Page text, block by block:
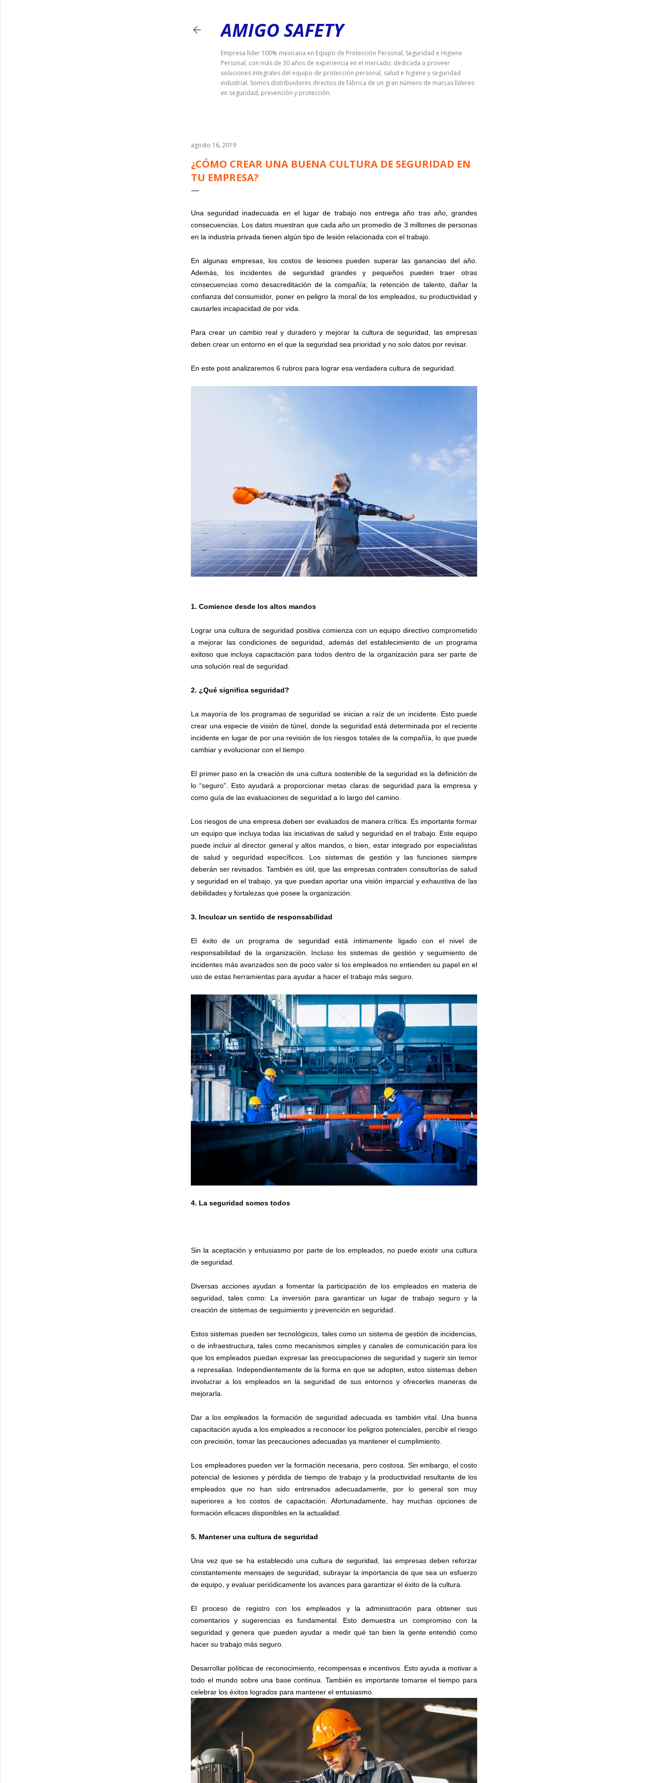
AMIGO SAFETY
Empresa líder 100% mexicana en Equipo de Protección Personal, Seguridad e Higiene
Personal; con más de 30 años de experiencia en el mercado; dedicada a proveer
soluciones integrales del equipo de protección personal, salud e higiene y seguridad
industrial. Somos distribuidores directos de fábrica de un gran número de marcas líderes
en seguridad, prevención y protección.
agosto 16, 2019
¿CÓMO CREAR UNA BUENA CULTURA DE SEGURIDAD EN
TU EMPRESA?
Una seguridad inadecuada en el lugar de trabajo nos entrega año tras año, grandes
consecuencias. Los datos muestran que cada año un promedio de 3 millones de personas
en la industria privada tienen algún tipo de lesión relacionada con el trabajo.
En algunas empresas, los costos de lesiones pueden superar las ganancias del año.
Además, los incidentes de seguridad grandes y pequeños pueden traer otras
consecuencias como desacreditación de la compañía; la retención de talento, dañar la
confianza del consumidor, poner en peligro la moral de los empleados, su productividad y
causarles incapacidad de por vida.
Para crear un cambio real y duradero y mejorar la cultura de seguridad, las empresas
deben crear un entorno en el que la seguridad sea prioridad y no solo datos por revisar.
En este post analizaremos 6 rubros para lograr esa verdadera cultura de seguridad.
1. Comience desde los altos mandos
Lograr una cultura de seguridad positiva comienza con un equipo directivo comprometido
a mejorar las condiciones de seguridad, además del establecimiento de un programa
exitoso que incluya capacitación para todos dentro de la organización para ser parte de
una solución real de seguridad.
2. ¿Qué significa seguridad?
La mayoría de los programas de seguridad se inician a raíz de un incidente. Esto puede
crear una especie de visión de túnel, donde la seguridad está determinada por el reciente
incidente en lugar de por una revisión de los riesgos totales de la compañía, lo que puede
cambiar y evolucionar con el tiempo.
El primer paso en la creación de una cultura sostenible de la seguridad es la definición de
lo “seguro”. Esto ayudará a proporcionar metas claras de seguridad para la empresa y
como guía de las evaluaciones de seguridad a lo largo del camino.
Los riesgos de una empresa deben ser evaluados de manera crítica. Es importante formar
un equipo que incluya todas las iniciativas de salud y seguridad en el trabajo. Este equipo
puede incluir al director general y altos mandos, o bien, estar integrado por especialistas
de salud y seguridad específicos. Los sistemas de gestión y las funciones siempre
deberán ser revisados. También es útil, que las empresas contraten consultorías de salud
y seguridad en el trabajo, ya que puedan aportar una visión imparcial y exhaustiva de las
debilidades y fortalezas que posee la organización.
3. Inculcar un sentido de responsabilidad
El éxito de un programa de seguridad está íntimamente ligado con el nivel de
responsabilidad de la organización. Incluso los sistemas de gestión y seguimiento de
incidentes más avanzados son de poco valor si los empleados no entienden su papel en el
uso de estas herramientas para ayudar a hacer el trabajo más seguro.
4. La seguridad somos todos
Sin la aceptación y entusiasmo por parte de los empleados, no puede existir una cultura
de seguridad.
Diversas acciones ayudan a fomentar la participación de los empleados en materia de
seguridad, tales como: La inversión para garantizar un lugar de trabajo seguro y la
creación de sistemas de seguimiento y prevención en seguridad.
Estos sistemas pueden ser tecnológicos, tales como un sistema de gestión de incidencias,
o de infraestructura, tales como mecanismos simples y canales de comunicación para los
que los empleados puedan expresar las preocupaciones de seguridad y sugerir sin temor
a represalias. Independientemente de la forma en que se adopten, estos sistemas deben
involucrar a los empleados en la seguridad de sus entornos y ofrecerles maneras de
mejorarla.
Dar a los empleados la formación de seguridad adecuada es también vital. Una buena
capacitación ayuda a los empleados a reconocer los peligros potenciales, percibir el riesgo
con precisión, tomar las precauciones adecuadas ya mantener el cumplimiento.
Los empleadores pueden ver la formación necesaria, pero costosa. Sin embargo, el costo
potencial de lesiones y pérdida de tiempo de trabajo y la productividad resultante de los
empleados que no han sido entrenados adecuadamente, por lo general son muy
superiores a los costos de capacitación. Afortunadamente, hay muchas opciones de
formación eficaces disponibles en la actualidad.
5. Mantener una cultura de seguridad
Una vez que se ha establecido una cultura de seguridad, las empresas deben reforzar
constantemente mensajes de seguridad, subrayar la importancia de que sea un esfuerzo
de equipo, y evaluar periódicamente los avances para garantizar el éxito de la cultura.
El proceso de registro con los empleados y la administración para obtener sus
comentarios y sugerencias es fundamental. Esto demuestra un compromiso con la
seguridad y genera que pueden ayudar a medir qué tan bien la gente entendió como
hacer su trabajo más seguro.
Desarrollar políticas de reconocimiento, recompensas e incentivos. Esto ayuda a motivar a
todo el mundo sobre una base continua. También es importante tomarse el tiempo para
celebrar los éxitos logrados para mantener el entusiasmo.